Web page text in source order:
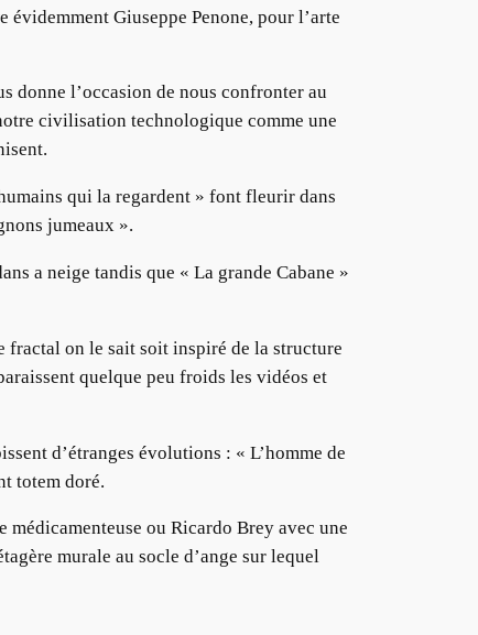
évidemment Giuseppe Penone, pour l’arte
donne l’occasion de nous confronter au
civilisation technologique comme une
qui la regardent » font fleurir dans
jumeaux ».
a neige tandis que « La grande Cabane »
fractal on le sait soit inspiré de la structure
quelque peu froids les vidéos et
d’étranges évolutions : « L’homme de
totem doré.
ou Ricardo Brey avec une
murale au socle d’ange sur lequel